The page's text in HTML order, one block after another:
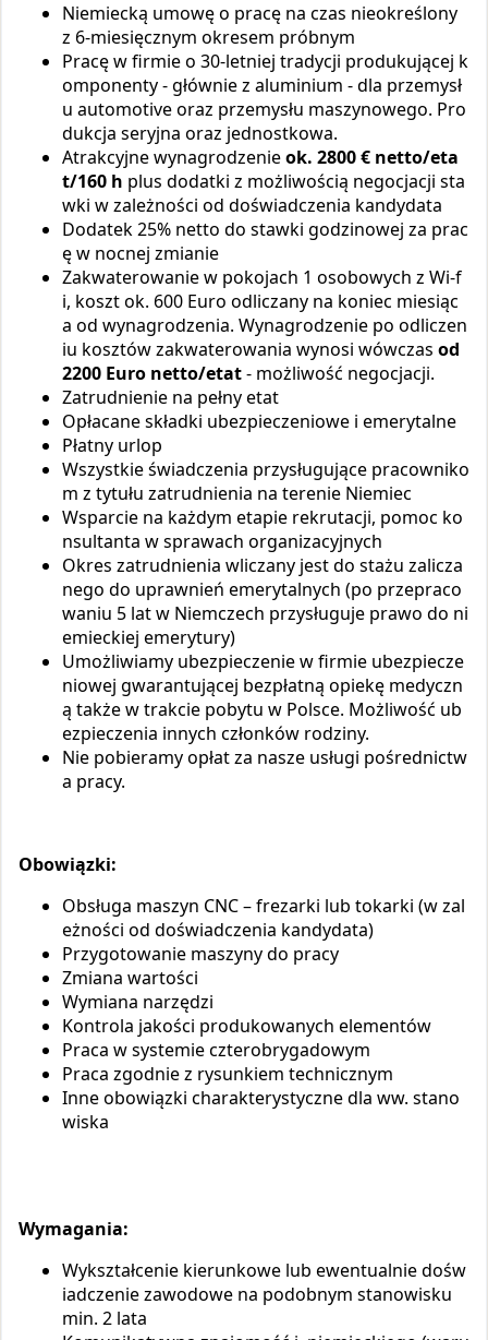
Niemiecką umowę o pracę na czas nieokreślony
z 6-miesięcznym okresem próbnym
Pracę w firmie o 30-letniej tradycji produkującej k
omponenty - głównie z aluminium - dla przemysł
u automotive oraz przemysłu maszynowego. Pro
dukcja seryjna oraz jednostkowa.
Atrakcyjne wynagrodzenieok. 2800 € netto/eta
t/160 h plus dodatki z możliwością negocjacji sta
wki w zależności od doświadczenia kandydata
Dodatek 25% netto do stawki godzinowej za prac
ę w nocnej zmianie
Zakwaterowanie w pokojach 1 osobowych z Wi-f
i, koszt ok. 600 Euro odliczany na koniec miesiąc
a od wynagrodzenia. Wynagrodzenie po odliczen
iu kosztów zakwaterowania wynosi wówczas od
2200 Euro netto/etat- możliwość negocjacji.
Zatrudnienie na pełny etat
Opłacane składki ubezpieczeniowe i emerytalne
Płatny urlop
Wszystkie świadczenia przysługujące pracowniko
m z tytułu zatrudnienia na terenie Niemiec
Wsparcie na każdym etapie rekrutacji, pomoc ko
nsultanta w sprawach organizacyjnych
Okres zatrudnienia wliczany jest do stażu zalicza
nego do uprawnień emerytalnych (po przepraco
waniu 5 lat w Niemczech przysługuje prawo do ni
emieckiej emerytury)
Umożliwiamy ubezpieczenie w firmie ubezpiecze
niowej gwarantującej bezpłatną opiekę medyczn
ą także w trakcie pobytu w Polsce. Możliwość ub
ezpieczenia innych członków rodziny.
Nie pobieramy opłat za nasze usługi pośrednictw
a pracy.
Obowiązki:
Obsługa maszyn CNC – frezarki lub tokarki (w zal
eżności od doświadczenia kandydata)
Przygotowanie maszyny do pracy
Zmiana wartości
Wymiana narzędzi
Kontrola jakości produkowanych elementów
Praca w systemie czterobrygadowym
Praca zgodnie z rysunkiem technicznym
Inne obowiązki charakterystyczne dla ww. stano
wiska
Wymagania:
Wykształcenie kierunkowe lub ewentualnie dośw
iadczenie zawodowe na podobnym stanowisku
min. 2 lata